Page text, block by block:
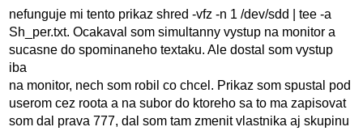
nefunguje mi tento prikaz shred -vfz -n 1 /dev/sdd | tee -a
Sh_per.txt. Ocakaval som simultanny vystup na monitor a
sucasne do spominaneho textaku. Ale dostal som vystup
iba
na monitor, nech som robil co chcel. Prikaz som spustal pod
userom cez roota a na subor do ktoreho sa to ma zapisovat
som dal prava 777, dal som tam zmenit vlastnika aj skupinu